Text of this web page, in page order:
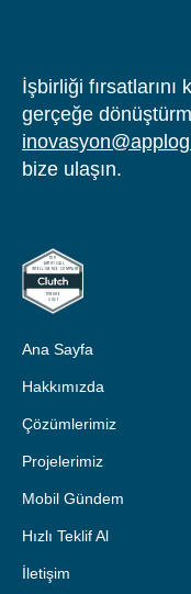
İşbirliği
gerçeğe
bize ulaşın.
Ana Sayfa
Hakkımızda
Çözümlerimiz
Projelerimiz
Mobil Gündem
Hızlı Teklif Al
İletişim